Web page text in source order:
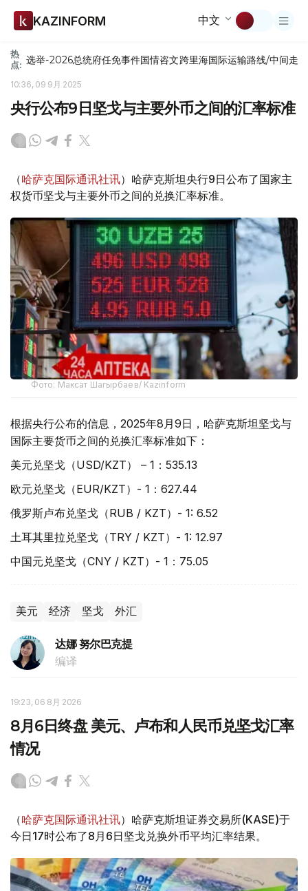
KAZINFORM 中文
热
点: 选举-2026总统府任免事件国情咨文跨里海国际运输路线/中间走廊
10:36, 09 9月 2025
央行公布9日坚戈与主要外币之间的汇率标准
（哈萨克国际通讯社讯）哈萨克斯坦央行9日公布了国家主
权货币坚戈与主要外币之间的兑换汇率标准。
Фото: Максат Шагырбаев/ Kazinform
根据央行公布的信息，2025年8月9日，哈萨克斯坦坚戈与
国际主要货币之间的兑换汇率标准如下：
美元兑坚戈（USD/KZT） – 1：535.13
欧元兑坚戈（EUR/KZT）- 1：627.44
俄罗斯卢布兑坚戈（RUB / KZT）- 1: 6.52
土耳其里拉兑坚戈（TRY / KZT）- 1: 12.97
中国元兑坚戈（CNY / KZT）- 1：75.05
美元 经济 坚戈 外汇
达娜 努尔巴克提
编译
19:23, 06 8月 2026
8月6日终盘 美元、卢布和人民币兑坚戈汇率
情况
（哈萨克国际通讯社讯）哈萨克斯坦证券交易所(KASE)于
今日17时公布了8月6日坚戈兑换外币平均汇率结果。